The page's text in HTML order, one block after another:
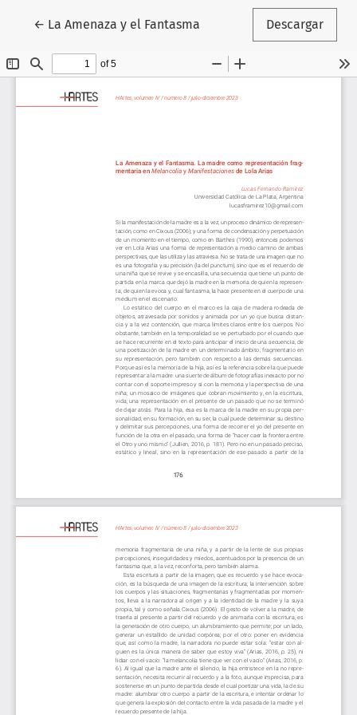
← Volver a los detalles del artículo
La Amenaza y el Fantasma Descargar